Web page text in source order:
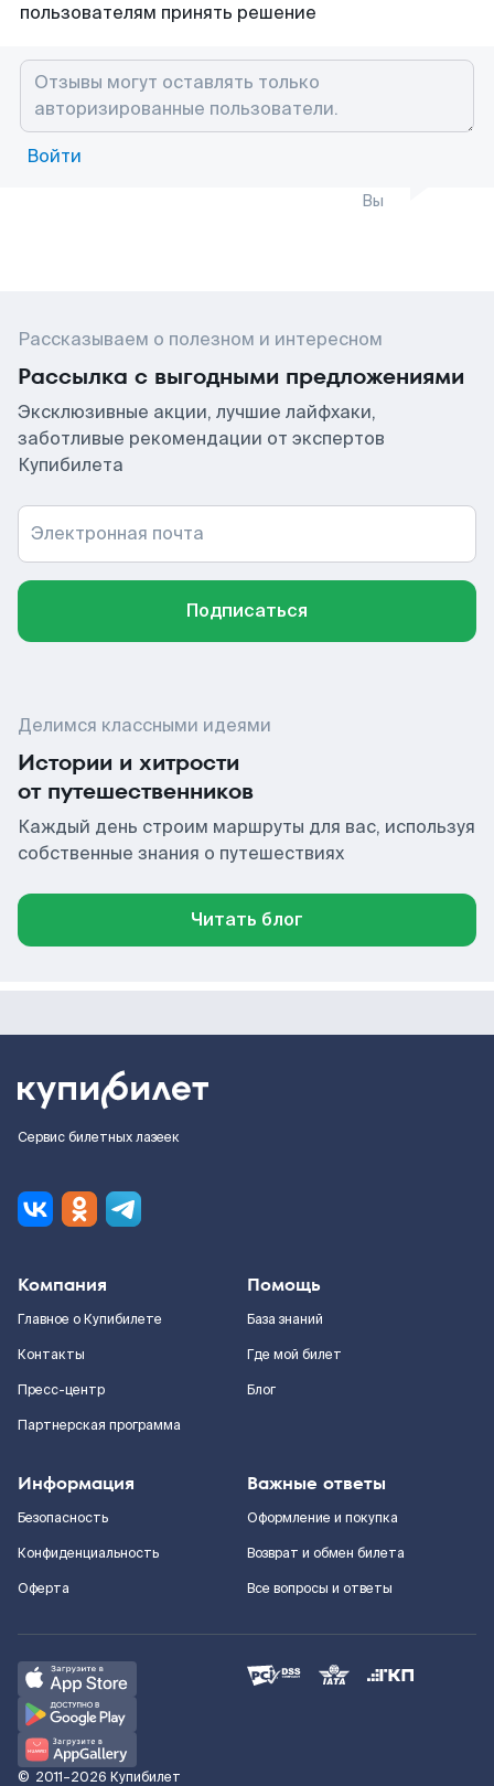
пользователям принять решение
Войти
Вы
Рассказываем о полезном и интересном
Рассылка с выгодными предложениями
Эксклюзивные акции, лучшие лайфхаки,
заботливые рекомендации от экспертов
Купибилета
Электронная почта
Подписаться
Делимся классными идеями
Истории и хитрости
от путешественников
Каждый день строим маршруты для вас, используя
собственные знания о путешествиях
Читать блог
Сервис билетных лазеек
Компания
Главное о Купибилете
Контакты
Пресс-центр
Партнерская программа
Помощь
База знаний
Где мой билет
Блог
Информация
Безопасность
Конфиденциальность
Оферта
Важные ответы
Оформление и покупка
Возврат и обмен билета
Все вопросы и ответы
© 2011–2026 Купибилет